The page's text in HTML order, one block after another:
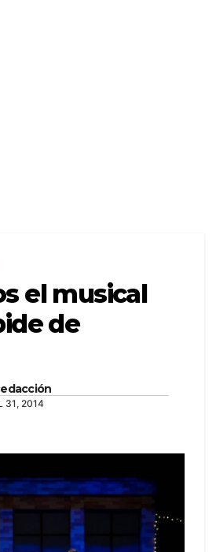
el musical
de
31, 2014